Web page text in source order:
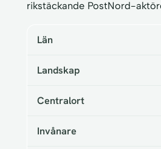
rikstäckande PostNord-
Län
Landskap
Centralort
Invånare